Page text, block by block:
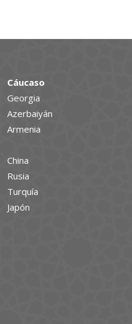
Cáucaso
Georgia
Azerbaiyán
Armenia
China
Rusia
Turquía
Japón